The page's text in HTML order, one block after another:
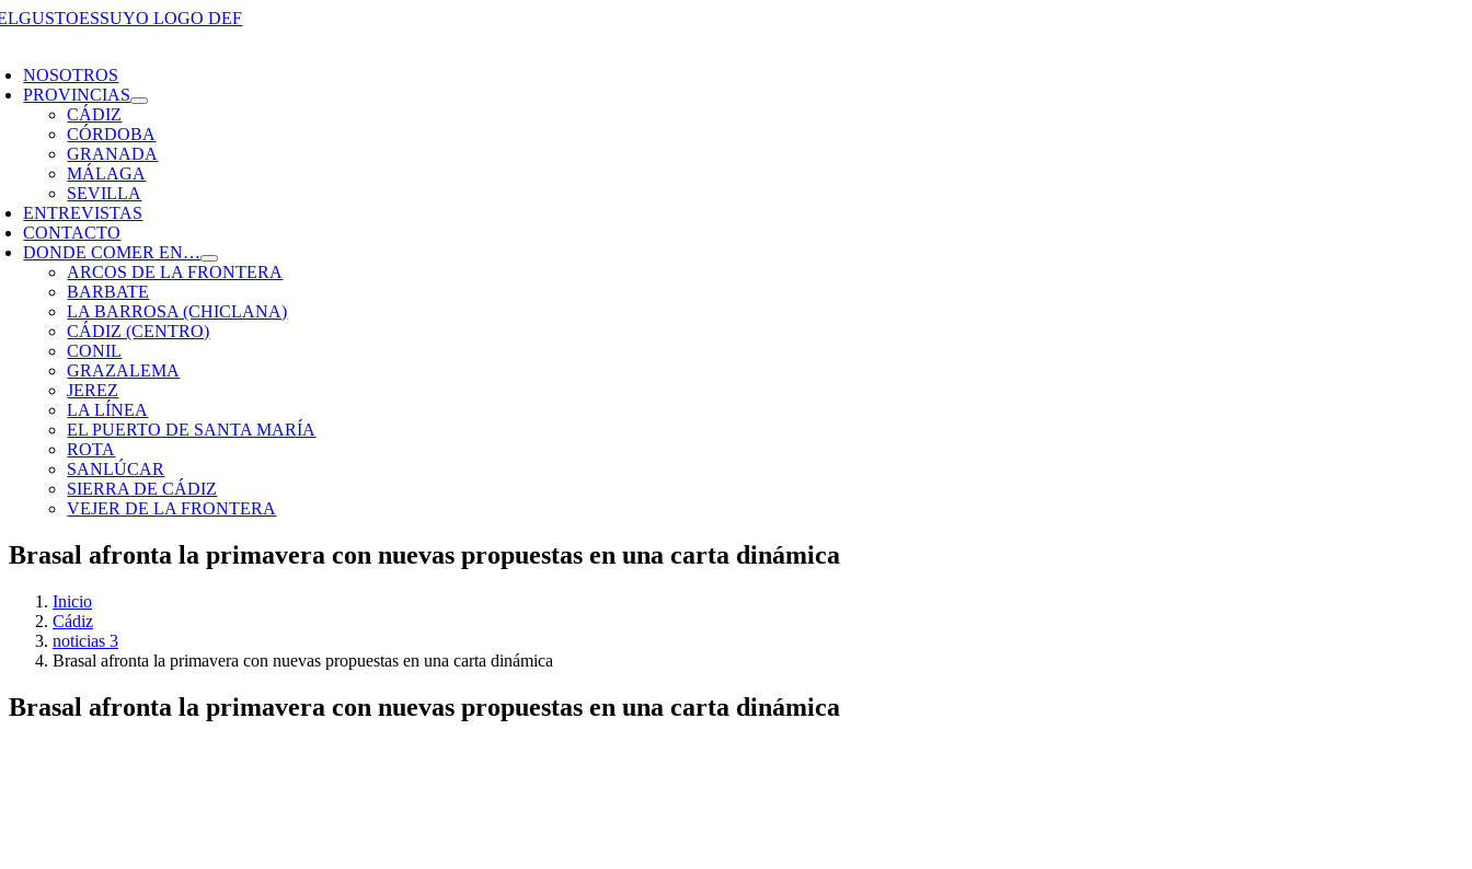
Saltar
NOSOTROS
PROVINCIAS
CÁDIZ
CÓRDOBA
GRANADA
MÁLAGA
SEVILLA
ENTREVISTAS
CONTACTO
DONDE COMER EN…
ARCOS DE LA FRONTERA
BARBATE
LA BARROSA (CHICLANA)
CÁDIZ (CENTRO)
CONIL
GRAZALEMA
JEREZ
LA LÍNEA
EL PUERTO DE SANTA MARÍA
ROTA
SANLÚCAR
SIERRA DE CÁDIZ
VEJER DE LA FRONTERA
Brasal afronta la primavera con nuevas propuestas en una carta dinámica
Inicio
Cádiz
noticias 3
Brasal afronta la primavera con nuevas propuestas en una carta dinámica
Brasal afronta la primavera con nuevas propuestas en una carta dinámica